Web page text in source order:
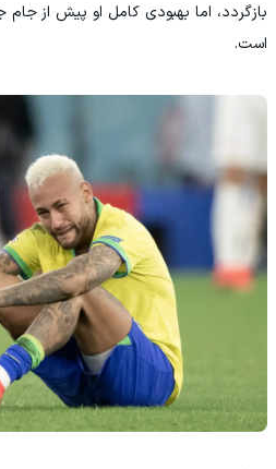
بازگردد، اما بهبودی کامل او پیش از جام
است.